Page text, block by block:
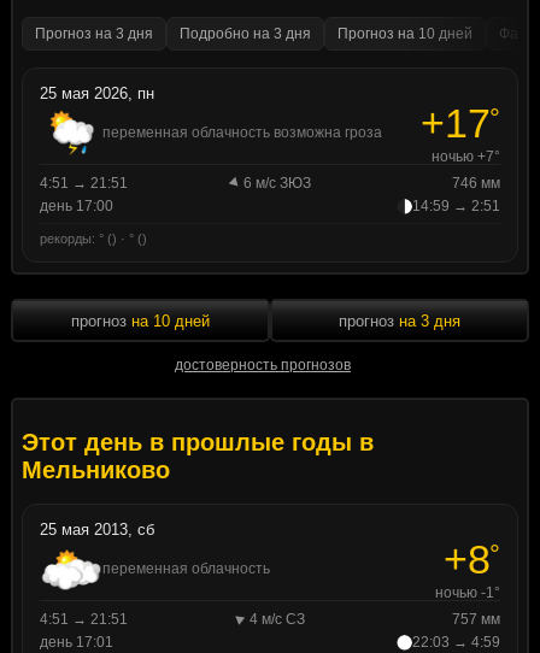
Прогноз на 3 дня Подробно на 3 дня Прогноз на 10 дней
25 мая 2026, пн
переменная облачность возможна гроза +17°
ночью +7°
4:51 → 21:51
6 м/с ЗЮЗ
746 мм
день 17:00
14:59 → 2:51
рекорды: ° () · ° ()
прогноз на 10 дней
достоверность прогнозов
прогноз на 3 дня
Этот день в прошлые годы в
Мельниково
25 мая 2013, сб
переменная облачность +8°
ночью -1°
4:51 → 21:51
4 м/с СЗ
757 мм
день 17:01
22:03 → 4:59